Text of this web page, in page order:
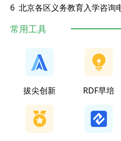
6
常用工具
拔尖创新 RDF早培